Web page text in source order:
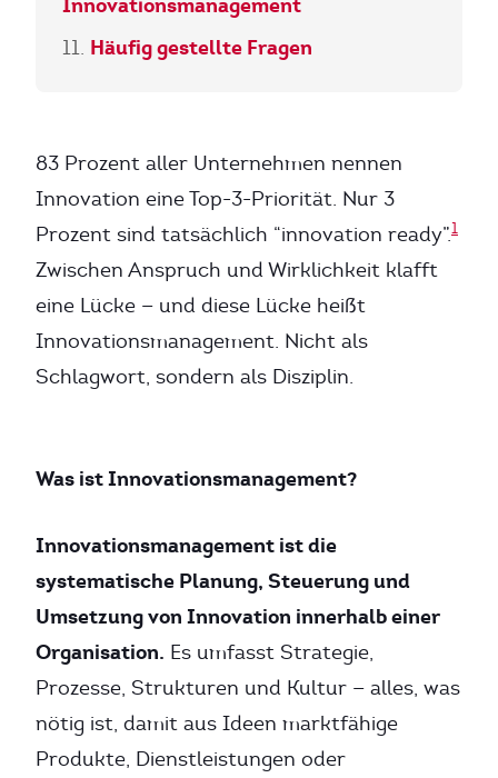
Häufig gestellte Fragen
83 Prozent aller Unternehmen nennen
Innovation eine Top-3-Priorität. Nur 3
Prozent sind tatsächlich “innovation ready”.1
Zwischen Anspruch und Wirklichkeit klafft
eine Lücke — und diese Lücke heißt
Innovationsmanagement. Nicht als
Schlagwort, sondern als Disziplin.
Was ist Innovationsmanagement?
Innovationsmanagement ist die
systematische Planung, Steuerung und
Umsetzung von Innovation innerhalb einer
Organisation. Es umfasst Strategie,
Prozesse, Strukturen und Kultur — alles, was
nötig ist, damit aus Ideen marktfähige
Produkte, Dienstleistungen oder